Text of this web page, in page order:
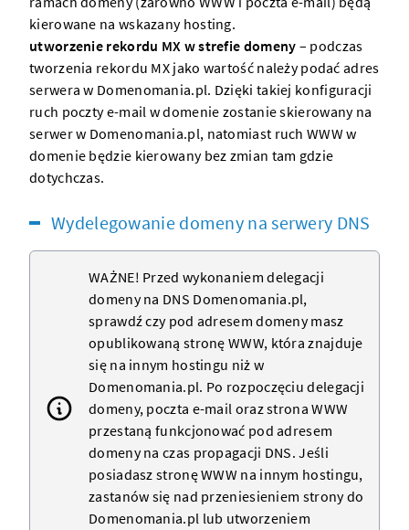
kierowane na wskazany hosting.
utworzenie rekordu MX w strefie domeny – podczas
tworzenia rekordu MX jako wartość należy podaćadres
serwera w Domenomania.pl. Dzięki takiej konfiguracji
ruch poczty e-mail wdomenie zostanie skierowany na
serwerw Domenomania.pl, natomiast ruch WWW w
domenie będzie kierowany bez zmian tam gdzie
dotychczas.
Wydelegowanie domeny na serwery DNS
WAŻNE! Przed wykonaniem delegacji
domenyna DNS Domenomania.pl,
sprawdź czy pod adresem domeny masz
opublikowaną stronę WWW, która znajduje
się na innym hostingu niż w
Domenomania.pl. Po rozpoczęciu delegacji
domeny, poczta e-mail orazstrona WWW
przestaną funkcjonować pod adresem
domeny naczas propagacji DNS. Jeśli
posiadasz stronę WWW na innym hostingu,
zastanów się nad przeniesieniem strony do
Domenomania.pl lub utworzeniem